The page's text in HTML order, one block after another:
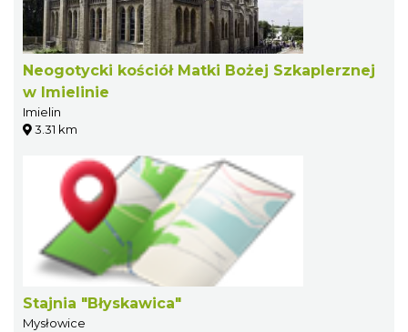
Neogotycki kościół Matki Bożej Szkaplerznej
w Imielinie
Imielin
3.31 km
Stajnia "Błyskawica"
Mysłowice